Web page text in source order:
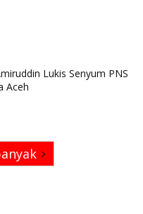
Lukis Senyum PNS
Aceh